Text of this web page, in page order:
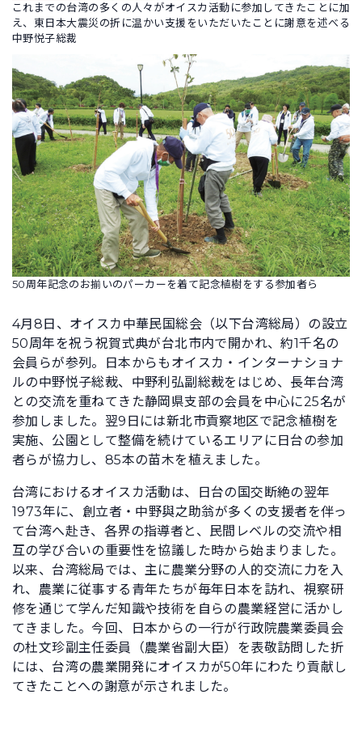
これまでの台湾の多くの人々がオイスカ活動に参加してきたことに加
え、東日本大震災の折に温かい支援をいただいたことに謝意を述べる
中野悦子総裁
50周年記念のお揃いのパーカーを着て記念植樹をする参加者ら
4月8日、オイスカ中華民国総会（以下台湾総局）の設立
50周年を祝う祝賀式典が台北市内で開かれ、約1千名の
会員らが参列。日本からもオイスカ・インターナショナ
ルの中野悦子総裁、中野利弘副総裁をはじめ、長年台湾
との交流を重ねてきた静岡県支部の会員を中心に25名が
参加しました。翌9日には新北市貢察地区で記念植樹を
実施、公園として整備を続けているエリアに日台の参加
者らが協力し、85本の苗木を植えました。
台湾におけるオイスカ活動は、日台の国交断絶の翌年
1973年に、創立者・中野與之助翁が多くの支援者を伴っ
て台湾へ赴き、各界の指導者と、民間レベルの交流や相
互の学び合いの重要性を協議した時から始まりました。
以来、台湾総局では、主に農業分野の人的交流に力を入
れ、農業に従事する青年たちが毎年日本を訪れ、視察研
修を通じて学んだ知識や技術を自らの農業経営に活かし
てきました。今回、日本からの一行が行政院農業委員会
の杜文珍副主任委員（農業省副大臣）を表敬訪問した折
には、台湾の農業開発にオイスカが50年にわたり貢献し
てきたことへの謝意が示されました。